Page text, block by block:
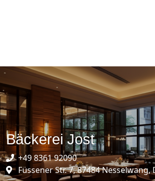
Bäckerei Jost
+49 8361 92090
Füssener Str. 7, 87484